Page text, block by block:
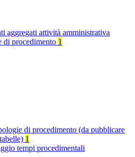
aggregati attività amministrativa
di procedimento 1
di procedimento (da pubblicare
1
tempi procedimentali